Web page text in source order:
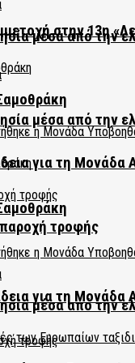
στην 13η
μέσα από την
για τη Μονάδα
μέσα από την
για τη Μονάδα
τροφής
μέσα από την